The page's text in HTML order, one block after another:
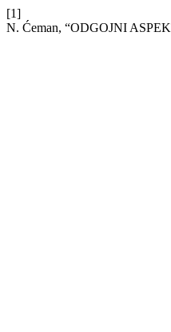
[1]
N. Ćeman, “ODGOJNI